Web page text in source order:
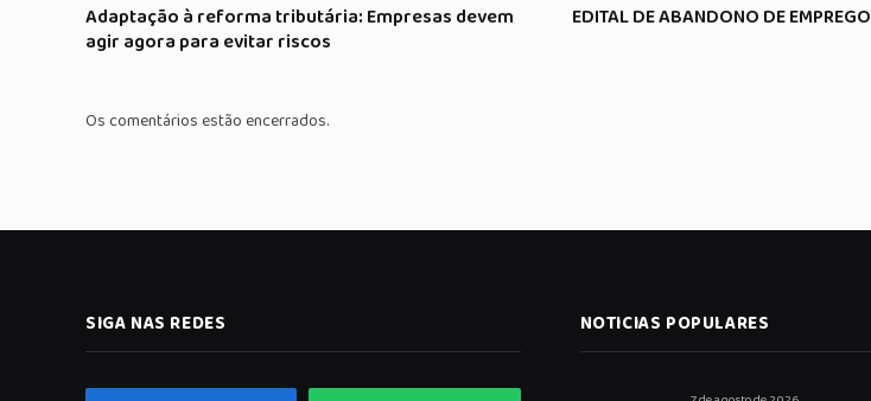
Adaptação à reforma tributária: Empresas devem
agir agora para evitar riscos
EDITAL DE ABANDONO DE EMPREGO
Os comentários estão encerrados.
SIGA NAS REDES NOTICIAS POPULARES